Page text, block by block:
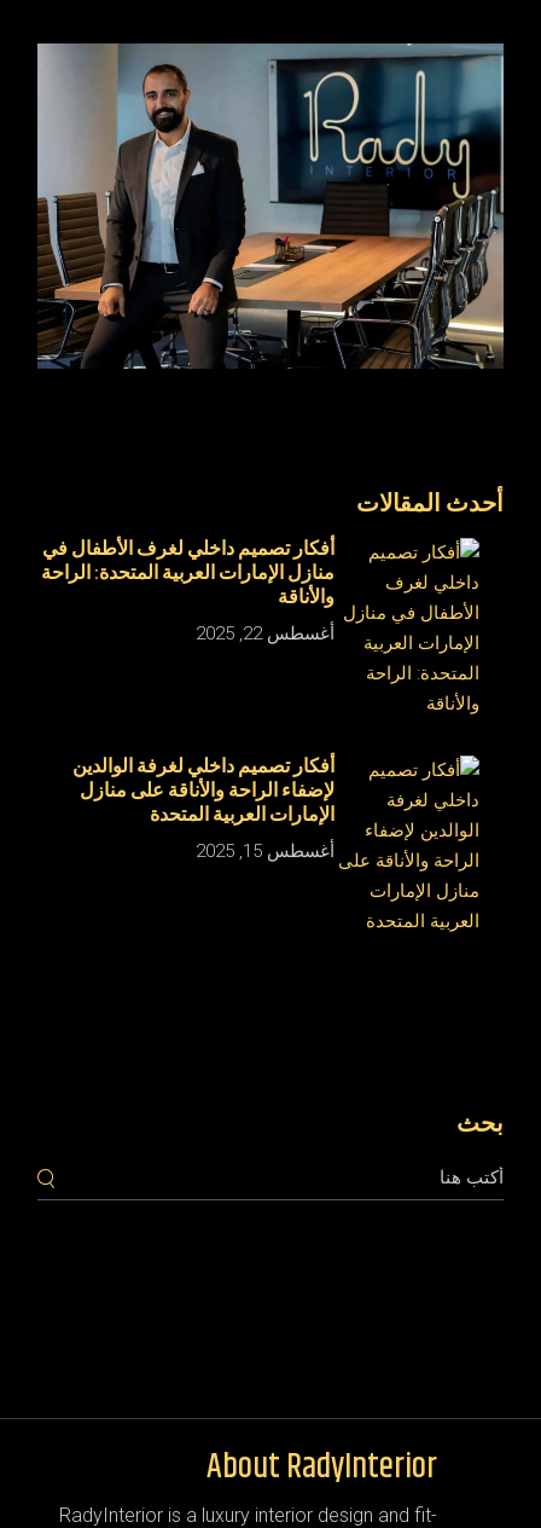
أحدث المقالات
أفكار تصميم داخلي لغرف الأطفال في
منازل الإمارات العربية المتحدة: الراحة
والأناقة
أغسطس 22, 2025
أفكار تصميم داخلي لغرفة الوالدين
لإضفاء الراحة والأناقة على منازل
الإمارات العربية المتحدة
أغسطس 15, 2025
بحث
بحث
About RadyInterior
RadyInterior is a luxury interior design and fit-